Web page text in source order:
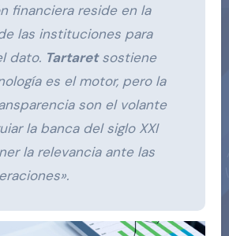
financiera reside en la
las instituciones para
dato. Tartaretsostiene
es el motor, pero la
son el volante
la banca del siglo XXI
la relevancia ante las